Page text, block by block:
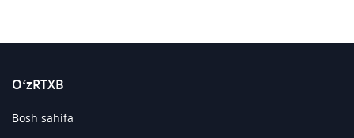
O‘zRTXB
Bosh sahifa